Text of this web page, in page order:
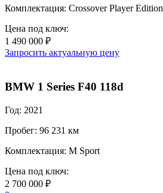
Комплектация: Crossover Player Edition
Цена под ключ:
1 490 000 ₽
Запросить актуальную цену
BMW 1 Series F40 118d
Год: 2021
Пробег: 96 231 км
Комплектация: M Sport
Цена под ключ:
2 700 000 ₽